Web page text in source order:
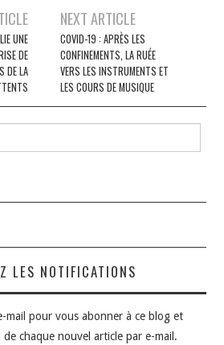
UNE
DE
DE LA
NEXT ARTICLE
COVID-19 : APRÈS LES
CONFINEMENTS, LA RUÉE
VERS LES INSTRUMENTS ET
LES COURS DE MUSIQUE
LES NOTIFICATIONS
mail pour vous abonner à ce blog et
chaque nouvel article par e-mail.